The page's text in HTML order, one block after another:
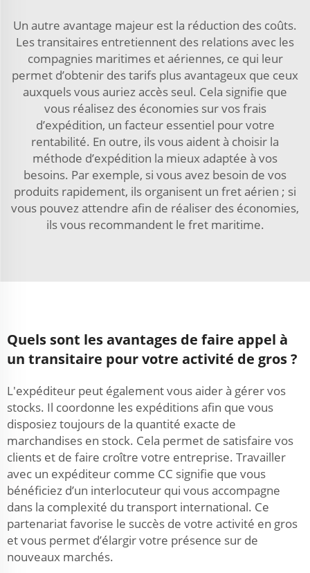
Un autre avantage majeur est la réduction des coûts.
Les transitaires entretiennent des relations avec les
compagnies maritimes et aériennes, ce qui leur
permet d’obtenir des tarifs plus avantageux que ceux
auxquels vous auriez accès seul. Cela signifie que
vous réalisez des économies sur vos frais
d’expédition, un facteur essentiel pour votre
rentabilité. En outre, ils vous aident à choisir la
méthode d’expédition la mieux adaptée à vos
besoins. Par exemple, si vous avez besoin de vos
produits rapidement, ils organisent un fret aérien ; si
vous pouvez attendre afin de réaliser des économies,
ils vous recommandent le fret maritime.
Quels sont les avantages de faire appel à
un transitaire pour votre activité de gros ?
L'expéditeur peut également vous aider à gérer vos
stocks. Il coordonne les expéditions afin que vous
disposiez toujours de la quantité exacte de
marchandises en stock. Cela permet de satisfaire vos
clients et de faire croître votre entreprise. Travailler
avec un expéditeur comme CC signifie que vous
bénéficiez d’un interlocuteur qui vous accompagne
dans la complexité du transport international. Ce
partenariat favorise le succès de votre activité en gros
et vous permet d’élargir votre présence sur de
nouveaux marchés.